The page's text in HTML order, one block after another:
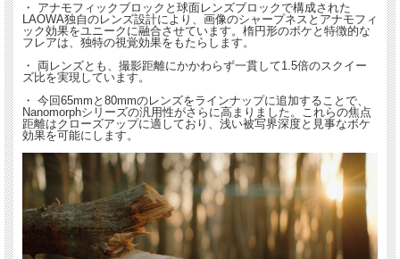
・ アナモフィックブロックと球面レンズブロックで構成された
LAOWA独自のレンズ設計により、画像のシャープネスとアナモフィ
ック効果をユニークに融合させています。楕円形のボケと特徴的な
フレアは、独特の視覚効果をもたらします。
・ 両レンズとも、撮影距離にかかわらず一貫して1.5倍のスクイー
ズ比を実現しています。
・ 今回65mmと80mmのレンズをラインナップに追加することで、
Nanomorphシリーズの汎用性がさらに高まりました。これらの焦点
距離はクローズアップに適しており、浅い被写界深度と見事なボケ
効果を可能にします。